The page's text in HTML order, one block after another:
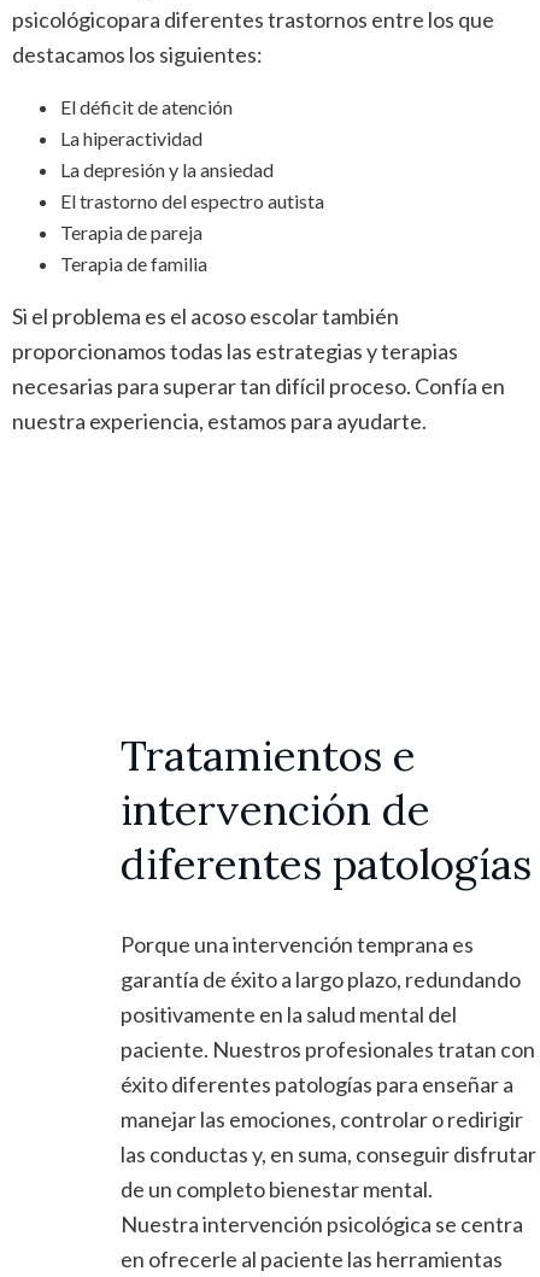
psicológicopara diferentes trastornos entre los que
destacamos los siguientes:
El déficit de atención
La hiperactividad
La depresión y la ansiedad
El trastorno del espectro autista
Terapia de pareja
Terapia de familia
Si el problema es el acoso escolar también
proporcionamos todas las estrategias y terapias
necesarias para superar tan difícil proceso. Confía en
nuestra experiencia, estamos para ayudarte.
Tratamientos e
intervención de
diferentes patologías
Porque una intervención temprana es
garantía de éxito a largo plazo, redundando
positivamente en la salud mental del
paciente. Nuestros profesionales tratan con
éxito diferentes patologías para enseñar a
manejar las emociones, controlar o redirigir
las conductas y, en suma, conseguir disfrutar
de un completo bienestar mental.
Nuestra intervención psicológica se centra
en ofrecerle al paciente las herramientas